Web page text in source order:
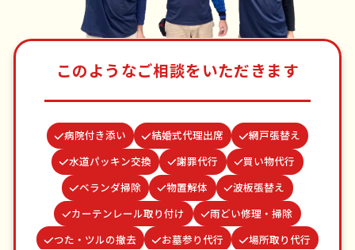
このようなご相談をいただきます
病院付き添い 結婚式代理出席
網戸張替え
水道パッキン交換
謝罪代行
買い物代行
ベランダ掃除
物置解体
波板張替え
カーテンレール取り付け
雨どい修理・掃除
つた・ツルの撤去
お墓参り代行
場所取り代行